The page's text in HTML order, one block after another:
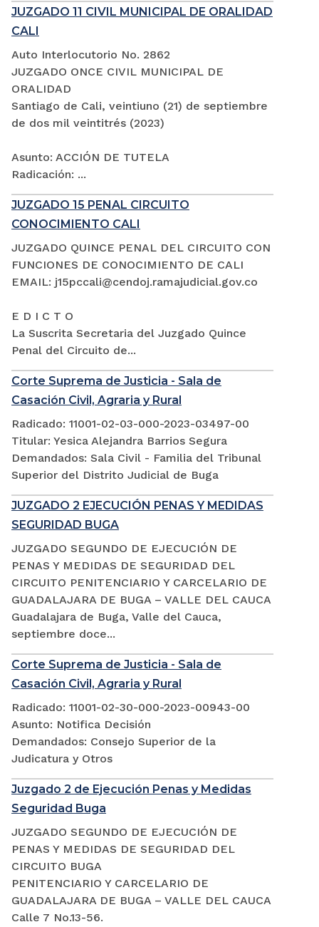
JUZGADO 11 CIVIL MUNICIPAL DE ORALIDAD
CALI
Auto Interlocutorio No. 2862
JUZGADO ONCE CIVIL MUNICIPAL DE
ORALIDAD
Santiago de Cali, veintiuno (21) de septiembre
de dos mil veintitrés (2023)
Asunto: ACCIÓN DE TUTELA
Radicación: ...
JUZGADO 15 PENAL CIRCUITO
CONOCIMIENTO CALI
JUZGADO QUINCE PENAL DEL CIRCUITO CON
FUNCIONES DE CONOCIMIENTO DE CALI
EMAIL: j15pccali@cendoj.ramajudicial.gov.co
E D I C T O
La Suscrita Secretaria del Juzgado Quince
Penal del Circuito de...
Corte Suprema de Justicia - Sala de
Casación Civil, Agraria y Rural
Radicado: 11001-02-03-000-2023-03497-00
Titular: Yesica Alejandra Barrios Segura
Demandados: Sala Civil - Familia del Tribunal
Superior del Distrito Judicial de Buga
JUZGADO 2 EJECUCIÓN PENAS Y MEDIDAS
SEGURIDAD BUGA
JUZGADO SEGUNDO DE EJECUCIÓN DE
PENAS Y MEDIDAS DE SEGURIDAD DEL
CIRCUITO PENITENCIARIO Y CARCELARIO DE
GUADALAJARA DE BUGA – VALLE DEL CAUCA
Guadalajara de Buga, Valle del Cauca,
septiembre doce...
Corte Suprema de Justicia - Sala de
Casación Civil, Agraria y Rural
Radicado: 11001-02-30-000-2023-00943-00
Asunto: Notifica Decisión
Demandados: Consejo Superior de la
Judicatura y Otros
Juzgado 2 de Ejecución Penas y Medidas
Seguridad Buga
JUZGADO SEGUNDO DE EJECUCIÓN DE
PENAS Y MEDIDAS DE SEGURIDAD DEL
CIRCUITO BUGA
PENITENCIARIO Y CARCELARIO DE
GUADALAJARA DE BUGA – VALLE DEL CAUCA
Calle 7 No.13-56.